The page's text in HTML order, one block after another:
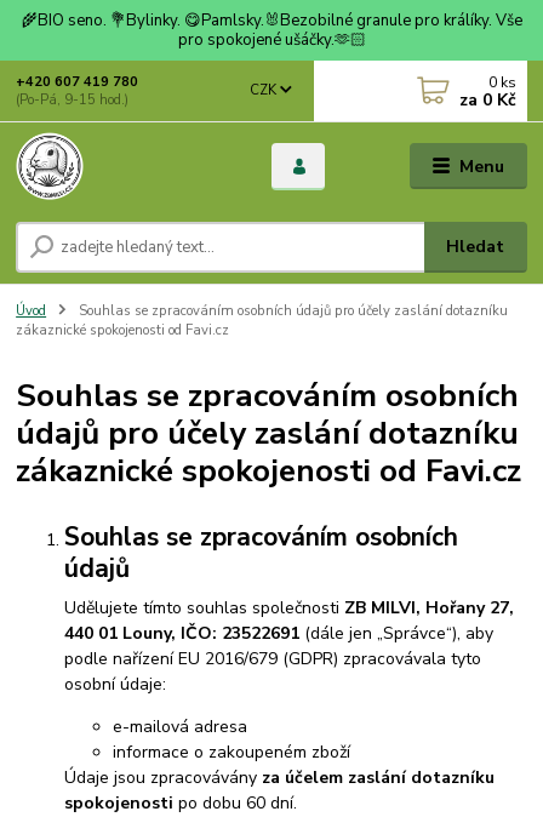
🌾BIO seno. 💐Bylinky. 😋Pamlsky.🐰Bezobilné granule pro králíky. Vše
pro spokojené ušáčky.🫶🏻
Menu
CZK
Hledat
+420 607 419 780
(Po-Pá, 9-15 hod.)
0 ks
za 0 Kč
Úvod
Souhlas se zpracováním osobních údajů pro účely zaslání dotazníku
zákaznické spokojenosti od Favi.cz
Souhlas se zpracováním osobních
údajů pro účely zaslání dotazníku
zákaznické spokojenosti od Favi.cz
Souhlas se zpracováním osobních
údajů
Udělujete tímto souhlas společnosti ZB MILVI, Hořany 27,
440 01 Louny, IČO: 23522691 (dále jen „Správce“), aby
podle nařízení EU 2016/679 (GDPR) zpracovávala tyto
osobní údaje:
e-mailová adresa
informace o zakoupeném zboží
Údaje jsou zpracovávány za účelem zaslání dotazníku
spokojenosti po dobu 60 dní.